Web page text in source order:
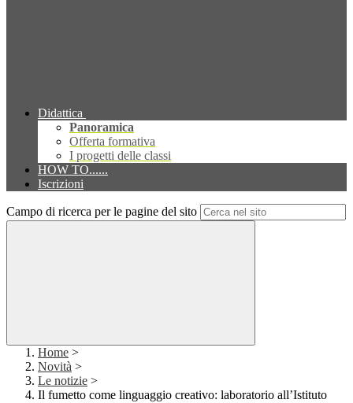
Didattica
Panoramica
Offerta formativa
I progetti delle classi
HOW TO......
Iscrizioni
Campo di ricerca per le pagine del sito
Home >
Novità >
Le notizie >
Il fumetto come linguaggio creativo: laboratorio all’Istituto